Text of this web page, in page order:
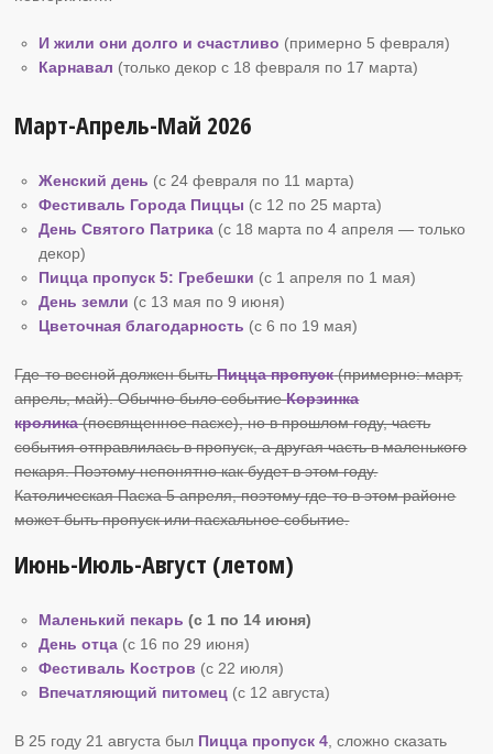
И жили они долго и счастливо (примерно 5 февраля)
Карнавал (только декор с 18 февраля по 17 марта)
Март-Апрель-Май 2026
Женский день (с 24 февраля по 11 марта)
Фестиваль Города Пиццы (с 12 по 25 марта)
День Святого Патрика (с 18 марта по 4 апреля — только
декор)
Пицца пропуск 5: Гребешки (с 1 апреля по 1 мая)
День земли (с 13 мая по 9 июня)
Цветочная благодарность (с 6 по 19 мая)
Где-то весной должен бытьПицца пропуск (примерно: март,
апрель, май). Обычно было событиеКорзинка
кролика(посвященное пасхе), но в прошлом году, часть
события отправлилась в пропуск, а другая часть в маленького
пекаря. Поэтому непонятно как будет в этом году.
Католическая Пасха 5 апреля, поэтому где-то в этом районе
может быть пропуск или пасхальное событие.
Июнь-Июль-Август (летом)
Маленький пекарь (с 1 по 14 июня)
День отца (с 16 по 29 июня)
Фестиваль Костров (c 22 июля)
Впечатляющий питомец (c 12 августа)
В 25 году 21 августа был Пицца пропуск 4 , сложно сказать